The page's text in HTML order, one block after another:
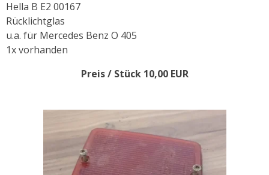
Hella B E2 00167
Rücklichtglas
u.a. für Mercedes Benz O 405
1x vorhanden
Preis / Stück 10,00 EUR